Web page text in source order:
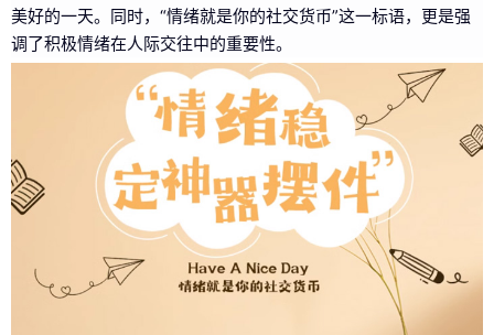
美好的一天。同时，“情绪就是你的社交货币”这一标语，更是强
调了积极情绪在人际交往中的重要性。